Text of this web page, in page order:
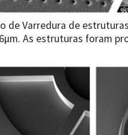
de Varredura de
As estruturas foram